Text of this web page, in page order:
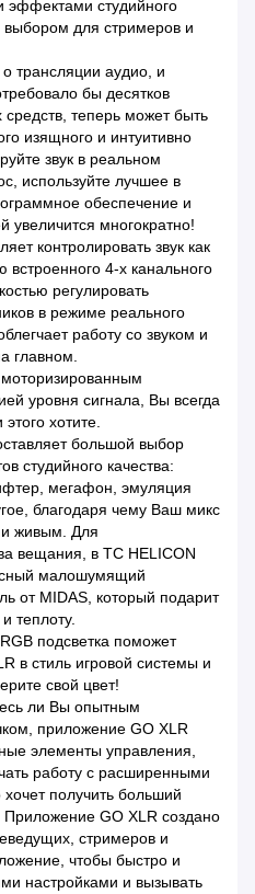
студийного
выбором для стримеров и
трансляции аудио, и
бы десятков
теперь может быть
изящного и интуитивно
звук в реальном
используйте лучшее в
обеспечение и
увеличится многократно!
контролировать звук как
4-х канального
регулировать
в режиме реального
работу со звуком и
главном.
уровня сигнала, Вы всегда
хотите.
большой выбор
студийного качества:
мегафон, эмуляция
благодаря чему Ваш микс
живым. Для
вещания, в TC HELICON
малошумящий
от MIDAS, который подарит
теплоту.
подсветка поможет
в стиль игровой системы и
свой цвет!
ли Вы опытным
приложение GO XLR
элементы управления,
работу с расширенными
получить больший
Приложение GO XLR создано
стримеров и
чтобы быстро и
настройками и вызывать